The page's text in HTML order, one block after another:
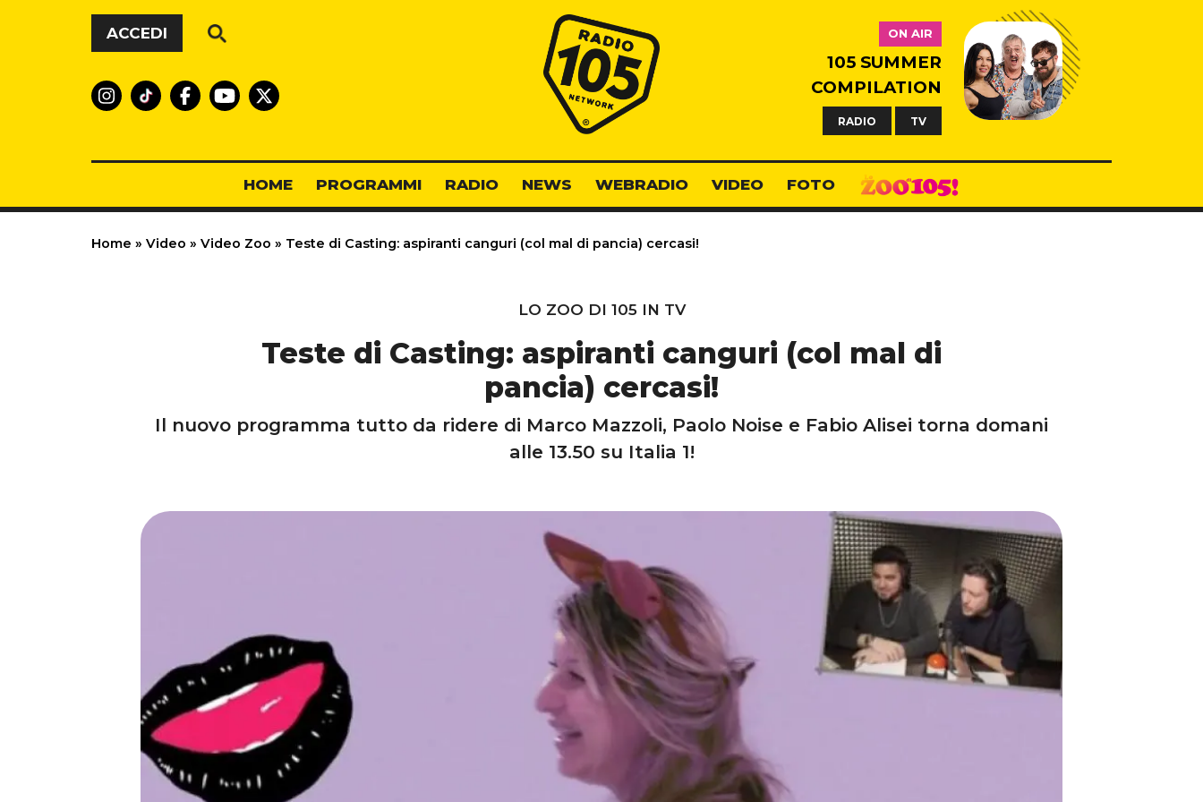
Vai al contenuto
ACCEDI
Radio 105
ON AIR
105 SUMMER
COMPILATION
RADIO TV
HOME PROGRAMMI RADIO NEWS WEBRADIO VIDEO FOTO
Home » Video » Video Zoo » Teste di Casting: aspiranti canguri (col mal di pancia) cercasi!
LO ZOO DI 105 IN TV
Teste di Casting: aspiranti canguri (col mal di
pancia) cercasi!
Il nuovo programma tutto da ridere di Marco Mazzoli, Paolo Noise e Fabio Alisei torna domani
alle 13.50 su Italia 1!